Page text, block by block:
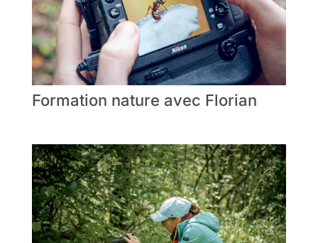
Formation nature avec Florian